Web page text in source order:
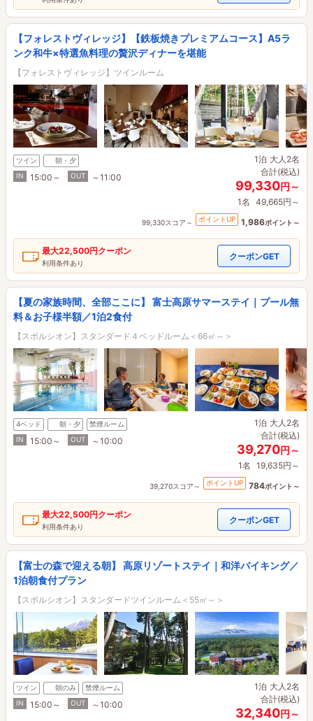
【フォレストヴィレッジ】【鉄板焼きプレミアムコース】A5ラ
ンク和牛×特選魚料理の贅沢ディナーを堪能
【フォレストヴィレッジ】ツインルーム
ツイン
朝・夕
IN
15:00～ OUT ～11:00
1泊 大人2名
合計(税込)
99,330円～
1名 49,665円～
99,330スコア～ ポイントUP 1,986ポイント～
最大22,500円クーポン
利用条件あり
クーポンGET
【夏の家族時間、全部ここに】 富士高原サマーステイ｜プール無
料＆お子様半額／1泊2食付
【スポルシオン】スタンダード４ベッドルーム＜66㎡～＞
4ベッド 朝・夕
禁煙ルーム
IN
15:00～ OUT ～10:00
1泊 大人2名
合計(税込)
39,270円～
1名 19,635円～
39,270スコア～ ポイントUP 784ポイント～
最大22,500円クーポン
利用条件あり
クーポンGET
【富士の森で迎える朝】 高原リゾートステイ｜和洋バイキング／
1泊朝食付プラン
【スポルシオン】スタンダードツインルーム＜55㎡～＞
ツイン 朝のみ
禁煙ルーム
IN
15:00～ OUT ～10:00
1泊 大人2名
合計(税込)
32,340円～